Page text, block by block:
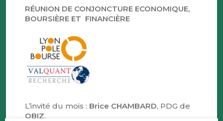
RÉUNION DE CONJONCTURE ECONOMIQUE,
BOURSIÈRE ET FINANCIÈRE
L’invité du mois : Brice CHAMBARD, PDG de
OBIZ.